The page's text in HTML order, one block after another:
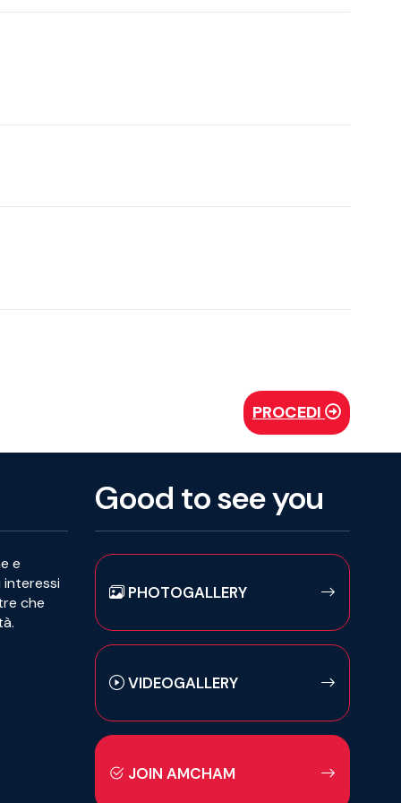
PROCEDI
e
interessi
che
Good to see you
PHOTOGALLERY
VIDEOGALLERY
JOIN AMCHAM